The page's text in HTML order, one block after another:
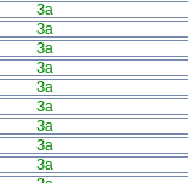
За
За
За
За
За
За
За
За
За